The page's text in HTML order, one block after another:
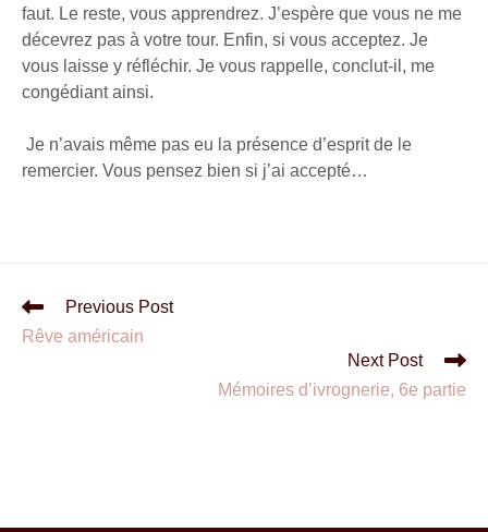
faut. Le reste, vous apprendrez. J’espère que vous ne me
décevrez pas à votre tour. Enfin, si vous acceptez. Je
vous laisse y réfléchir. Je vous rappelle, conclut-il, me
congédiant ainsi.
Je n’avais même pas eu la présence d’esprit de le
remercier. Vous pensez bien si j’ai accepté…
Previous Post
Rêve américain
Next Post
Mémoires d’ivrognerie, 6e partie